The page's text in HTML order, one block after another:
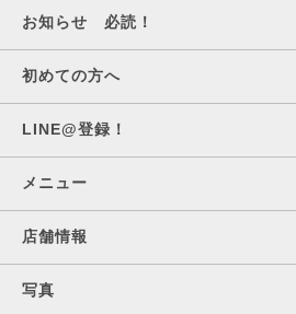
お知らせ 必読！
初めての方へ
LINE@登録！
メニュー
店舗情報
写真